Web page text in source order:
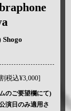
税込¥3,000]
のご要望欄にて)
演日のみ適用さ